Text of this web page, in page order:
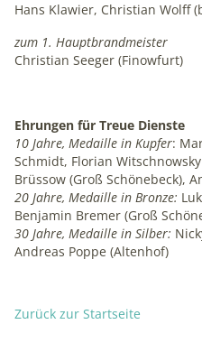
Hans Klawier, Christian Wolff
zum 1. Hauptbrandmeister
Christian Seeger (Finowfurt)
Ehrungen für Treue Dienste
10 Jahre, Medaille in Kupfer:
Schmidt, Florian
Brüssow (Groß Schönebeck),
20 Jahre, Medaille in Bronze:
Benjamin Bremer (Groß
30 Jahre, Medaille in Silber:
Andreas Poppe (Altenhof)
Zurück zur Startseite